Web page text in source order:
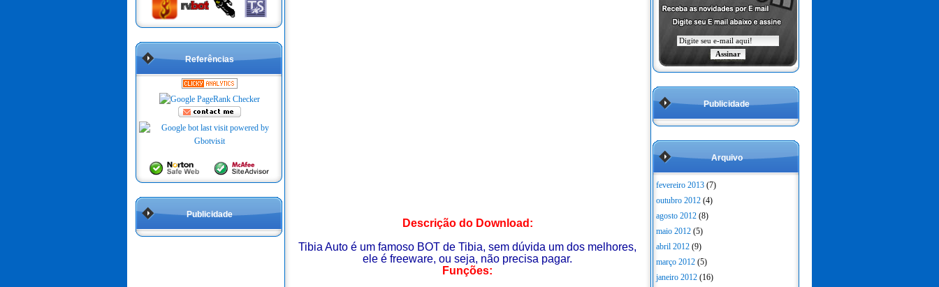
Referências
Publicidade
Descrição do Download:
Tibia Auto é um famoso BOT de Tibia, sem dúvida um dos melhores,
ele é freeware, ou seja, não precisa pagar.
Funções:
Publicidade
Arquivo
fevereiro 2013 (7)
outubro 2012 (4)
agosto 2012 (8)
maio 2012 (5)
abril 2012 (9)
março 2012 (5)
janeiro 2012 (16)